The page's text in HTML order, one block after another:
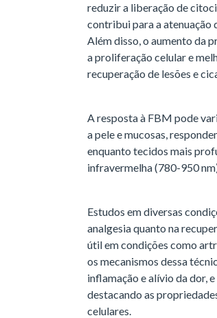
reduzir a liberação de
contribui para a atenuação
Além disso, o aumento da
a proliferação celular e
recuperação de lesões e
A resposta à FBM pode
a pele e mucosas,
enquanto tecidos mais
infravermelha (780-950
Estudos em diversas
analgesia quanto na
útil em condições como
os mecanismos dessa
inflamação e alívio da dor,
destacando as
celulares.